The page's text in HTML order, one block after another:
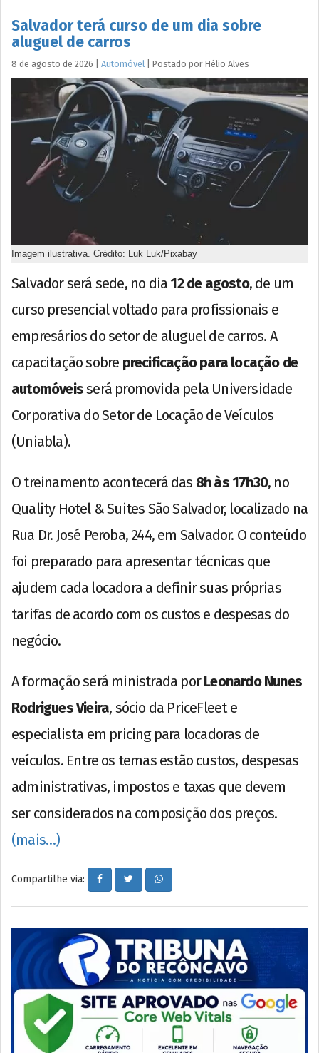
Salvador terá curso de um dia sobre
aluguel de carros
8 de agosto de 2026 Automóvel Postado por Hélio Alves
Imagem ilustrativa. Crédito: Luk Luk/Pixabay
Salvador será sede, no dia 12 de agosto, de um
curso presencial voltado para profissionais e
empresários do setor de aluguel de carros. A
capacitação sobre precificação para locação de
automóveisserá promovida pela Universidade
Corporativa do Setor de Locação de Veículos
(Uniabla).
O treinamento acontecerá das 8h às 17h30, no
Quality Hotel & Suites São Salvador, localizado na
Rua Dr. José Peroba, 244, em Salvador. O conteúdo
foi preparado para apresentar técnicas que
ajudem cada locadora a definir suas próprias
tarifas de acordo com os custos e despesas do
negócio.
A formação será ministrada porLeonardo Nunes
Rodrigues Vieira, sócio da PriceFleet e
especialista em pricing para locadoras de
veículos. Entre os temas estão custos, despesas
administrativas, impostos e taxas que devem
ser considerados na composição dos preços.
(mais…)
Compartilhe via: